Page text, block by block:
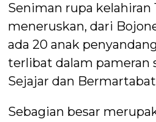
Seniman rupa kelahiran
meneruskan, dari
ada 20 anak
terlibat dalam pameran
Sejajar dan
Sebagian besar